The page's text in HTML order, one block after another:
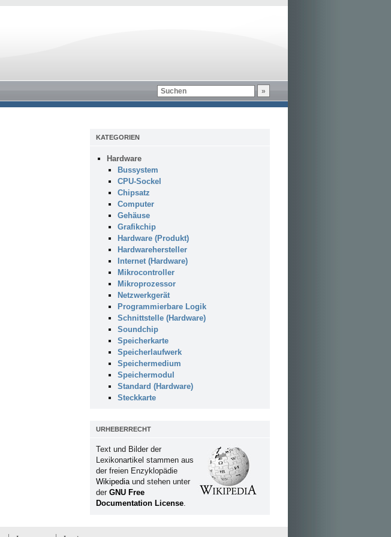
KATEGORIEN
Hardware
Bussystem
CPU-Sockel
Chipsatz
Computer
Gehäuse
Grafikchip
Hardware (Produkt)
Hardwarehersteller
Internet (Hardware)
Mikrocontroller
Mikroprozessor
Netzwerkgerät
Programmierbare Logik
Schnittstelle (Hardware)
Soundchip
Speicherkarte
Speicherlaufwerk
Speichermedium
Speichermodul
Standard (Hardware)
Steckkarte
URHEBERRECHT
Text und Bilder der
Lexikonartikel stammen aus
der freien Enzyklopädie
Wikipediaund stehen unter
der GNU Free
Documentation License.